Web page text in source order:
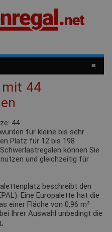
≡
mit 44
44
für kleine bis sehr
Platz für 12 bis 198
können Sie
und gleichzeitig für
beschreibt den
Eine Europalette hat die
einer Fläche von 0,96 m²
Ihrer Auswahl unbedingt die